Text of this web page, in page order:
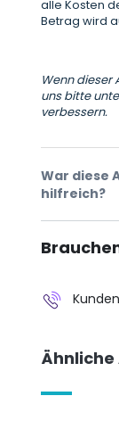
alle Kosten
Betrag wird
Wenn dieser
uns bitte
verbessern.
War diese
hilfreich?